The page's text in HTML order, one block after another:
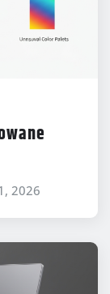
2026